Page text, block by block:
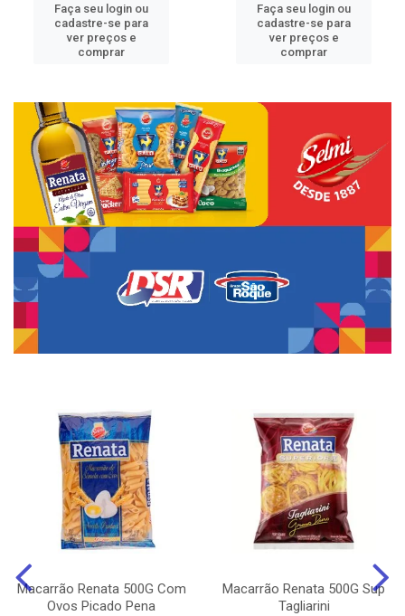
Faça seu login ou
cadastre-se para
ver preços e
comprar
Faça seu login ou
cadastre-se para
ver preços e
comprar
Macarrão Renata 500G Com
Ovos Picado Pena
Macarrão Renata 500G Sup
Tagliarini